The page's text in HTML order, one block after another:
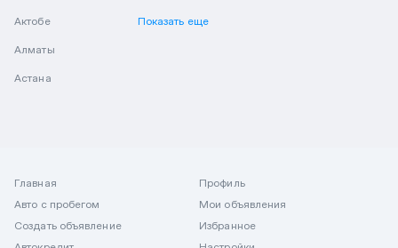
Актобе
Алматы
Астана
Показать еще
Главная
Авто с пробегом
Создать объявление
Профиль
Мои объявления
Избранное